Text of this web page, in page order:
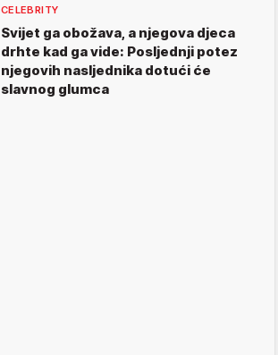
CELEBRITY
Svijet ga obožava, a njegova djeca
drhte kad ga vide: Posljednji potez
njegovih nasljednika dotući će
slavnog glumca